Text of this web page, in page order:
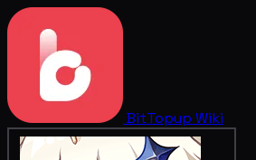
BitTopup Wiki